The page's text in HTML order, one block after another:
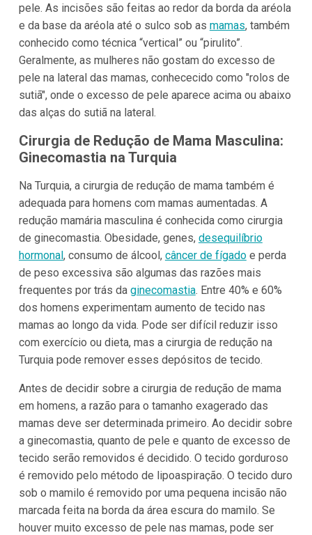
pele. As incisões são feitas ao redor da borda da aréola
e da base da aréola até o sulco sob as mamas, também
conhecido como técnica “vertical” ou “pirulito”.
Geralmente, as mulheres não gostam do excesso de
pele na lateral das mamas, conhececido como "rolos de
sutiã", onde o excesso de pele aparece acima ou abaixo
das alças do sutiã na lateral.
Cirurgia de Redução de Mama Masculina:
Ginecomastia na Turquia
Na Turquia, a cirurgia de redução de mama também é
adequada para homens com mamas aumentadas. A
redução mamária masculina é conhecida como cirurgia
de ginecomastia. Obesidade, genes, desequilíbrio
hormonal, consumo de álcool, câncer de fígadoe perda
de peso excessiva são algumas das razões mais
frequentes por trás da ginecomastia. Entre 40% e 60%
dos homens experimentam aumento de tecido nas
mamas ao longo da vida. Pode ser difícil reduzir isso
com exercício ou dieta, mas a cirurgia de redução na
Turquia pode remover esses depósitos de tecido.
Antes de decidir sobre a cirurgia de redução de mama
em homens, a razão para o tamanho exagerado das
mamas deve ser determinada primeiro. Ao decidir sobre
a ginecomastia, quanto de pele e quanto de excesso de
tecido serão removidos é decidido. O tecido gorduroso
é removido pelo método de lipoaspiração. O tecido duro
sob o mamilo é removido por uma pequena incisão não
marcada feita na borda da área escura do mamilo. Se
houver muito excesso de pele nas mamas, pode ser